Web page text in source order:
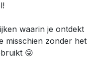
waarin je ontdekt
misschien zonder het
😜